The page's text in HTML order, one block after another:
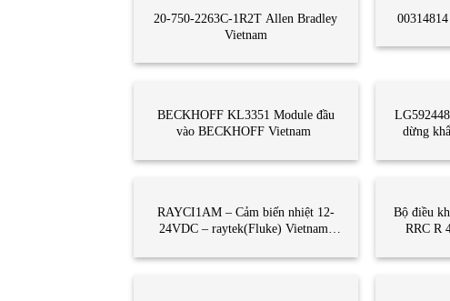
20-750-2263C-1R2T Allen Bradley
Vietnam
BECKHOFF KL3351 Module đầu
vào BECKHOFF Vietnam
dừng
RAYCI1AM – Cảm biến nhiệt 12-
24VDC – raytek(Fluke) Vietnam-
Temperature sensor
Bộ điều
RRC R